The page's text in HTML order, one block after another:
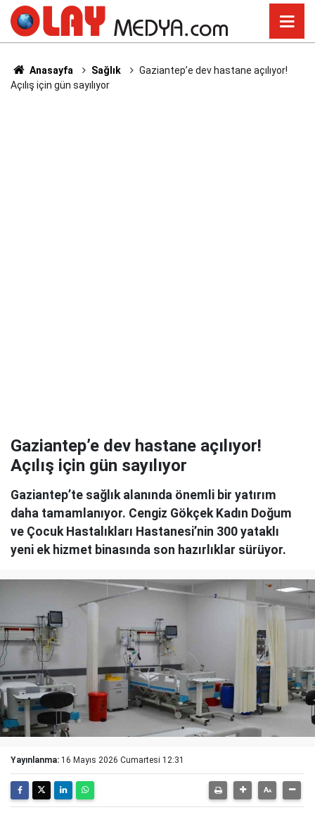
Anasayfa Sağlık
Gaziantep’e dev hastane açılıyor!
Açılış için gün sayılıyor
Gaziantep’e dev hastane açılıyor!
Açılış için gün sayılıyor
Gaziantep’te sağlık alanında önemli bir yatırım
daha tamamlanıyor. Cengiz Gökçek Kadın Doğum
ve Çocuk Hastalıkları Hastanesi’nin 300 yataklı
yeni ek hizmet binasında son hazırlıklar sürüyor.
Yayınlanma: 16 Mayıs 2026 Cumartesi 12:31